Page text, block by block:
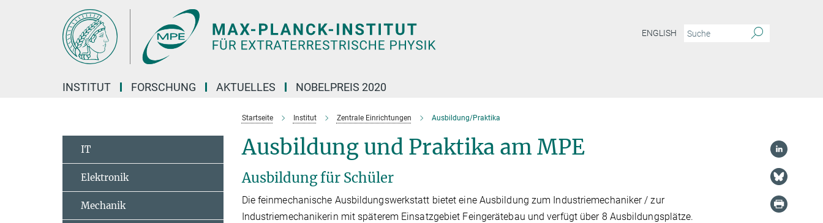
ENGLISH
INSTITUT FORSCHUNG AKTUELLES NOBELPREIS 2020
Startseite Institut Zentrale Einrichtungen Ausbildung/Praktika
Ausbildung und Praktika am MPE
Ausbildung für Schüler
Die feinmechanische Ausbildungswerkstatt bietet eine Ausbildung zum Industriemechaniker / zur
Industriemechanikerin mit späterem Einsatzgebiet Feingerätebau und verfügt über 8 Ausbildungsplätze.
IT
Elektronik
Mechanik